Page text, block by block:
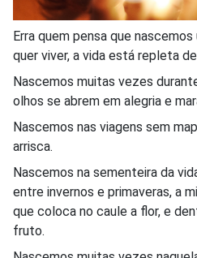
Erra quem pensa que
quer viver, a vida está repleta
Nascemos muitas vezes
olhos se abrem em alegria e
Nascemos nas viagens sem
arrisca.
Nascemos na sementeira da
entre invernos e primaveras, a
que coloca no caule a flor, e
fruto.